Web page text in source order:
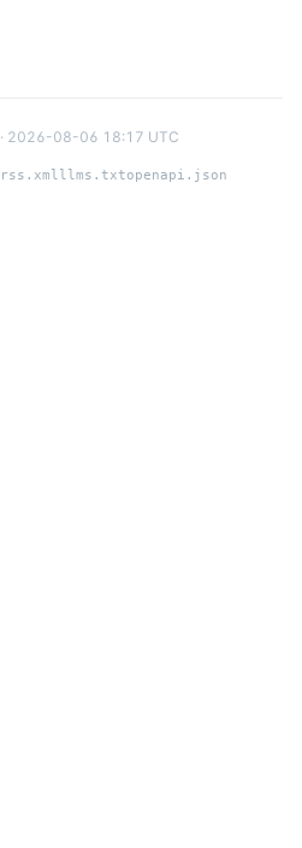
· 2026-08-06 18:17 UTC
rss.xmlllms.txtopenapi.json